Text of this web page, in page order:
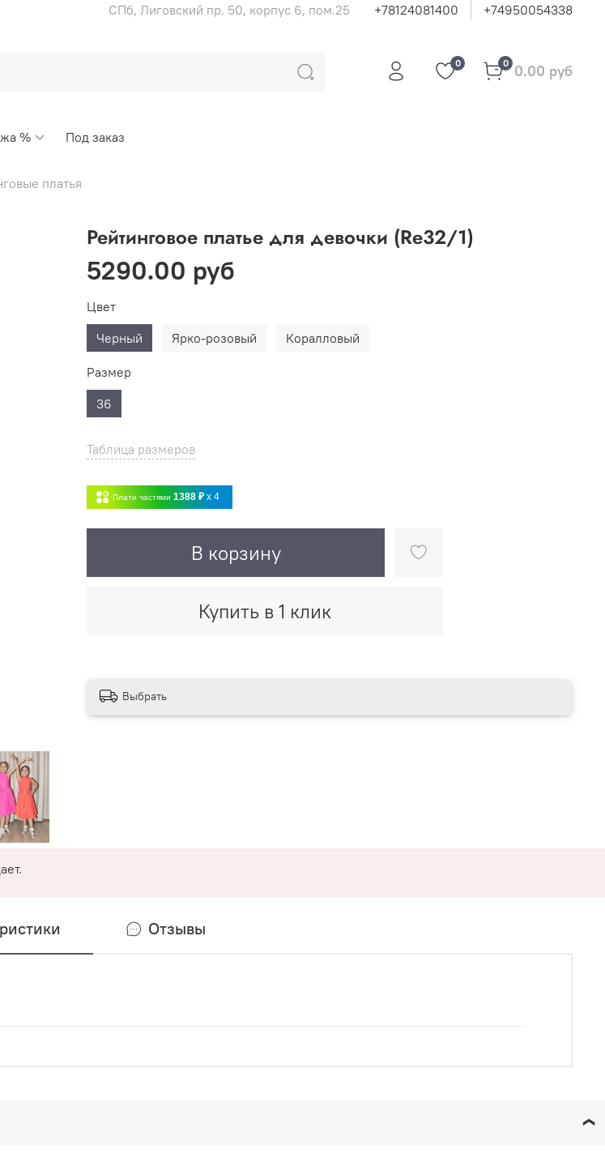
СПб, Лиговский пр. 50, корпус 6, пом.25 +78124081400 +74950054338
0 0 0.00 руб
% Под заказ
платья
Рейтинговое платье для девочки (Re32/1)
5290.00 руб
Таблица размеров
Плати частями 1388 ₽ x 4
В корзину
Купить в 1 клик
Цвет
Черный
Ярко-розовый Коралловый
Размер
36
Выбрать
Отзывы